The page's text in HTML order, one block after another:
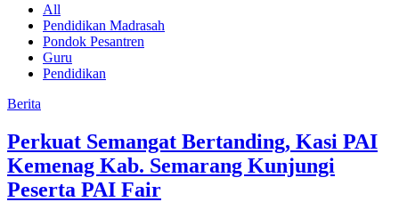
All
Pendidikan Madrasah
Pondok Pesantren
Guru
Pendidikan
Berita
Perkuat Semangat Bertanding, Kasi PAI
Kemenag Kab. Semarang Kunjungi
Peserta PAI Fair